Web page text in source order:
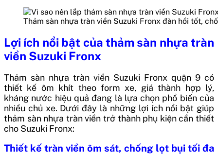
Thảm sàn nhựa tràn viền Suzuki Fronx đàn hồi tốt,
Lợi ích nổi bật của thảm sàn nhựa tràn
viền Suzuki Fronx
Thảm sàn nhựa tràn viền Suzuki Fronx quận 9 có
thiết kế ôm khít theo form xe, giá thành hợp lý,
kháng nước hiệu quả đang là lựa chọn phổ biến của
nhiều chủ xe. Dưới đây là những lợi ích nổi bật giúp
thảm sàn nhựa tràn viền trở thành phụ kiện cần thiết
cho Suzuki Fronx:
Thiết kế tràn viền ôm sát, chống lọt bụi tối đa